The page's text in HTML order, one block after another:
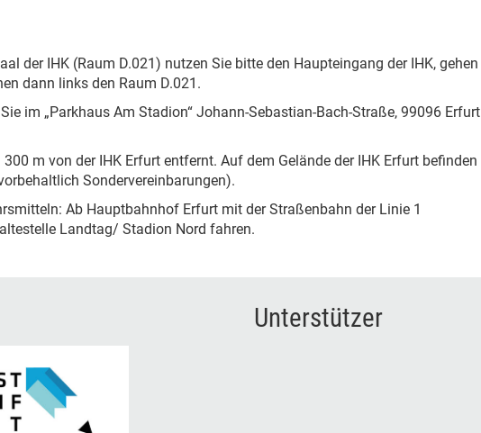
der IHK (Raum D.021) nutzen Sie bitte den Haupteingang der IHK, gehen
dann links den Raum D.021.
im „Parkhaus Am Stadion“ Johann-Sebastian-Bach-Straße, 99096 Erfurt
m von der IHK Erfurt entfernt. Auf dem Gelände der IHK Erfurt befinden
Sondervereinbarungen).
Ab Hauptbahnhof Erfurt mit der Straßenbahn der Linie 1
Landtag/ Stadion Nord fahren.
Unterstützer